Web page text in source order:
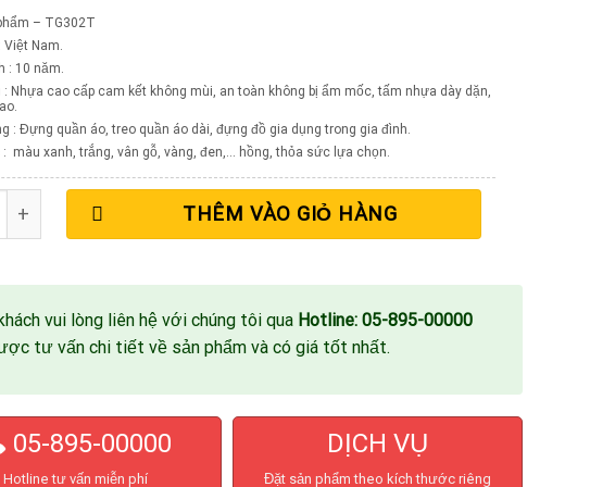
– TG302T
Nam.
: 10 năm.
: Nhựa cao cấp cam kết không mùi, an toàn không bị ẩm mốc, tấm nhựa dày dặn,
: Đựng quần áo, treo quần áo dài, đựng đồ gia dụng trong gia đình.
: màu xanh, trắng, vân gỗ, vàng, đen,… hồng, thỏa sức lựa chọn.
Nhựa Đài Loan TG302T số lượng
THÊM VÀO GIỎ HÀNG
vui lòng liên hệ với chúng tôi qua Hotline: 05-895-00000
tư vấn chi tiết về sản phẩm và có giá tốt nhất.
05-895-00000
Hotline tư vấn miễn phí
DỊCH VỤ
Đặt sản phẩm theo kích thước riêng